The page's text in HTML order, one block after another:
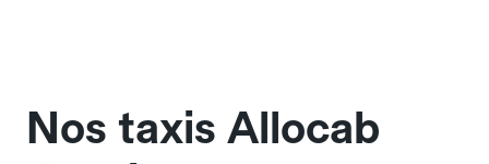
Nos taxis Allocab